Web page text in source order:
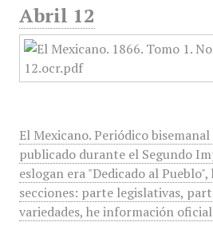
Abril 12
El Mexicano. Periódico
publicado durante el Segundo
eslogan era "Dedicado al
secciones: parte legislativas,
variedades, he información